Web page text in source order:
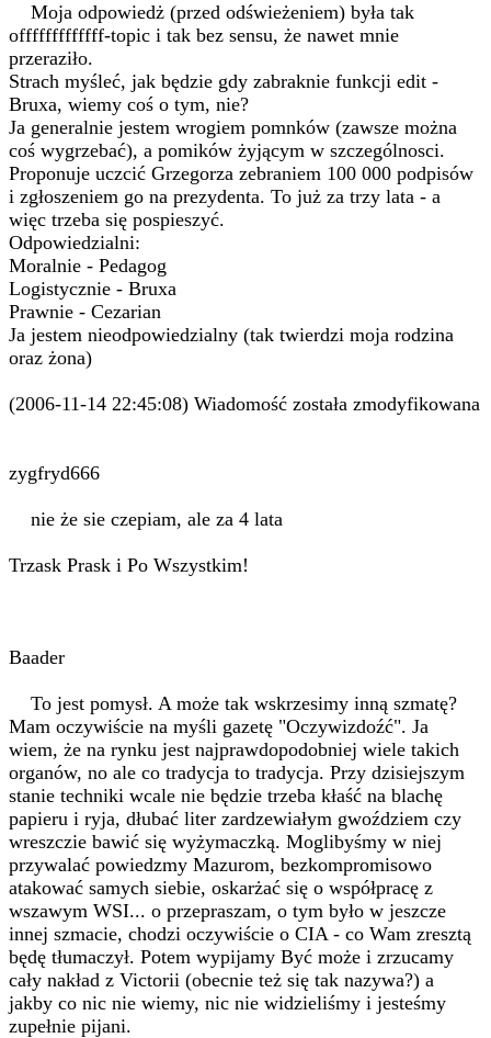
Moja odpowiedż (przed odświeżeniem) była tak
offfffffffffff-topic i tak bez sensu, że nawet mnie
przeraziło.
Strach myśleć, jak będzie gdy zabraknie funkcji edit -
Bruxa, wiemy coś o tym, nie?
Ja generalnie jestem wrogiem pomnków (zawsze można
coś wygrzebać), a pomików żyjącym w szczególnosci.
Proponuje uczcić Grzegorza zebraniem 100 000 podpisów
i zgłoszeniem go na prezydenta. To już za trzy lata - a
więc trzeba się pospieszyć.
Odpowiedzialni:
Moralnie - Pedagog
Logistycznie - Bruxa
Prawnie - Cezarian
Ja jestem nieodpowiedzialny (tak twierdzi moja rodzina
oraz żona)
(2006-11-14 22:45:08) Wiadomość została zmodyfikowana
zygfryd666
nie że sie czepiam, ale za 4 lata
Trzask Prask i Po Wszystkim!
Baader
To jest pomysł. A może tak wskrzesimy inną szmatę?
Mam oczywiście na myśli gazetę "Oczywizdoźć". Ja
wiem, że na rynku jest najprawdopodobniej wiele takich
organów, no ale co tradycja to tradycja. Przy dzisiejszym
stanie techniki wcale nie będzie trzeba kłaść na blachę
papieru i ryja, dłubać liter zardzewiałym gwoździem czy
wreszczie bawić się wyżymaczką. Moglibyśmy w niej
przywalać powiedzmy Mazurom, bezkompromisowo
atakować samych siebie, oskarżać się o współpracę z
wszawym WSI... o przepraszam, o tym było w jeszcze
innej szmacie, chodzi oczywiście o CIA - co Wam zresztą
będę tłumaczył. Potem wypijamy Być może i zrzucamy
cały nakład z Victorii (obecnie też się tak nazywa?) a
jakby co nic nie wiemy, nic nie widzieliśmy i jesteśmy
zupełnie pijani.